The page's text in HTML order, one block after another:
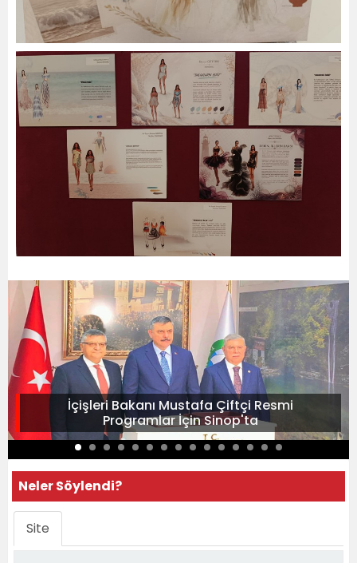
İçişleri Bakanı Mustafa Çiftçi Resmi
Programlar İçin Sinop'ta
Neler Söylendi?
Site